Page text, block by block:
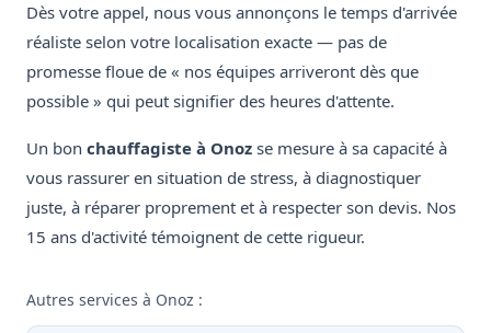
Dès votre appel, nous vous annonçons le temps d'arrivée
réaliste selon votre localisation exacte — pas de
promesse floue de « nos équipes arriveront dès que
possible » qui peut signifier des heures d'attente.
Un bon chauffagiste à Onoz se mesure à sa capacité à
vous rassurer en situation de stress, à diagnostiquer
juste, à réparer proprement et à respecter son devis. Nos
15 ans d'activité témoignent de cette rigueur.
Autres services à Onoz :